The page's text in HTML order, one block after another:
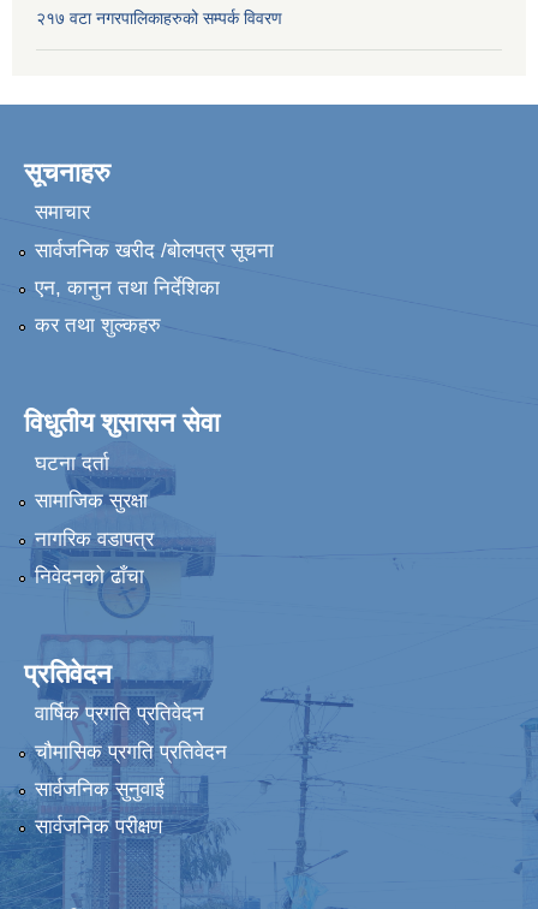
२१७ वटा नगरपालिकाहरुको सम्पर्क विवरण
सूचनाहरु
समाचार
सार्वजनिक खरीद /बोलपत्र सूचना
एन, कानुन तथा निर्देशिका
कर तथा शुल्कहरु
विधुतीय शुसासन सेवा
घटना दर्ता
सामाजिक सुरक्षा
नागरिक वडापत्र
निवेदनको ढाँचा
प्रतिवेदन
वार्षिक प्रगति प्रतिवेदन
चौमासिक प्रगति प्रतिवेदन
सार्वजनिक सुनुवाई
सार्वजनिक परीक्षण